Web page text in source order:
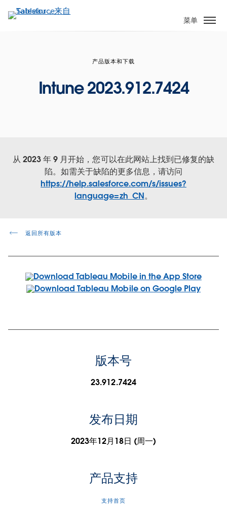
转
菜单
产品版本和下载
Intune 2023.912.7424
从 2023 年 9 月开始，您可以在此网站上找到已修复的缺
陷。如需关于缺陷的更多信息，请访问
https://help.salesforce.com/s/issues?
language=zh_CN。
返回所有版本
版本号
23.912.7424
发布日期
2023年12月18日 (周一)
产品支持
支持首页